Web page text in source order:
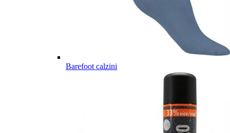
Barefoot calzini